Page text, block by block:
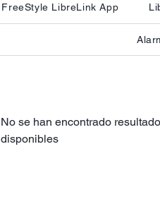
FreeStyle LibreLink App
No se han encontrado
disponibles